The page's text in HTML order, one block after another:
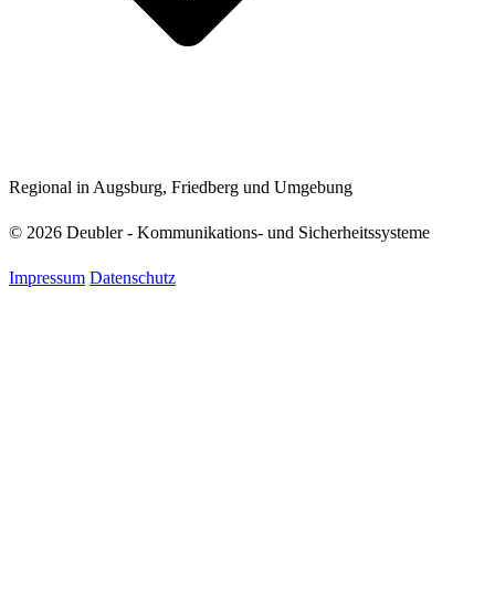
Regional in Augsburg, Friedberg und Umgebung
© 2026 Deubler - Kommunikations- und Sicherheitssysteme
Impressum Datenschutz